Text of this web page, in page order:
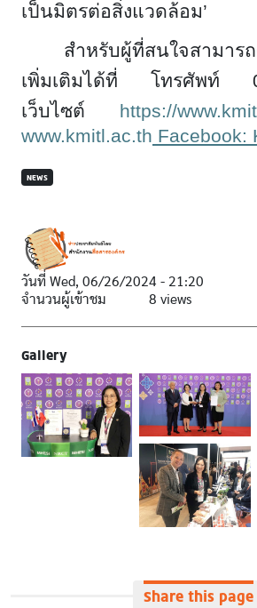
เป็นมิตรต่อสิ่งแวดล้อม’
สำหรับผู้ที่สนใจสามาร
เพิ่มเติมได้ที่ โทรศัพท์
เว็บไซต์ https://
www.kmitl.ac.th Facebook:
NEWS
วันที่ Wed, 06/26/2024 - 21:20
จำนวนผู้เข้าชม
8 views
Gallery
Share this page